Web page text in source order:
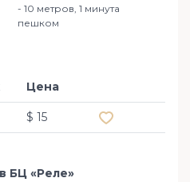
10 метров, 1 минута
пешком
Цена
$ 15
БЦ «Реле»